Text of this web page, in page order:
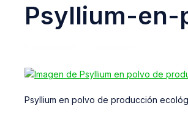
Psyllium-en-
Psyllium en polvo de producción